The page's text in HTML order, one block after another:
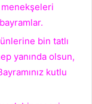
bin tatlı
yanında olsun,
kutlu